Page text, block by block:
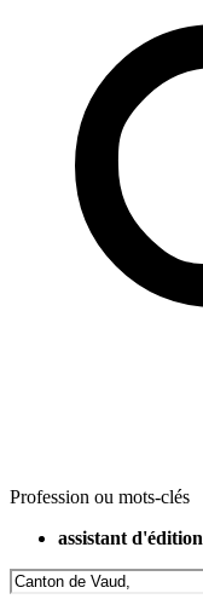
Profession ou mots-clés
assistant d'édition